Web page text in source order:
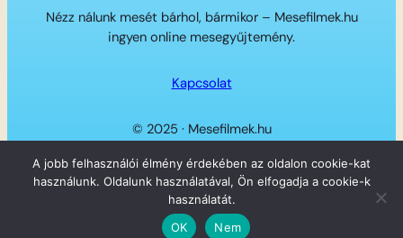
Nézz nálunk mesét bárhol, bármikor – Mesefilmek.hu
ingyen online mesegyűjtemény.
Kapcsolat
© 2025 · Mesefilmek.hu
Twitter
Instagram
LinkedIn
Facebook
A jobb felhasználói élmény érdekében az oldalon cookie-kat
használunk. Oldalunk használatával, Ön elfogadja a cookie-k
használatát.
OK
Nem